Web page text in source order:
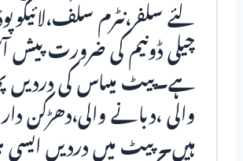
لئے سلفر،نٹرم
چیلی ڈونیم کی ضرورت پیش
ہے۔پیٹ میںاس کی دردیں
والی ،دبانے والی،دھڑکن
ہیں۔ پیٹ میں دردیں ایسی